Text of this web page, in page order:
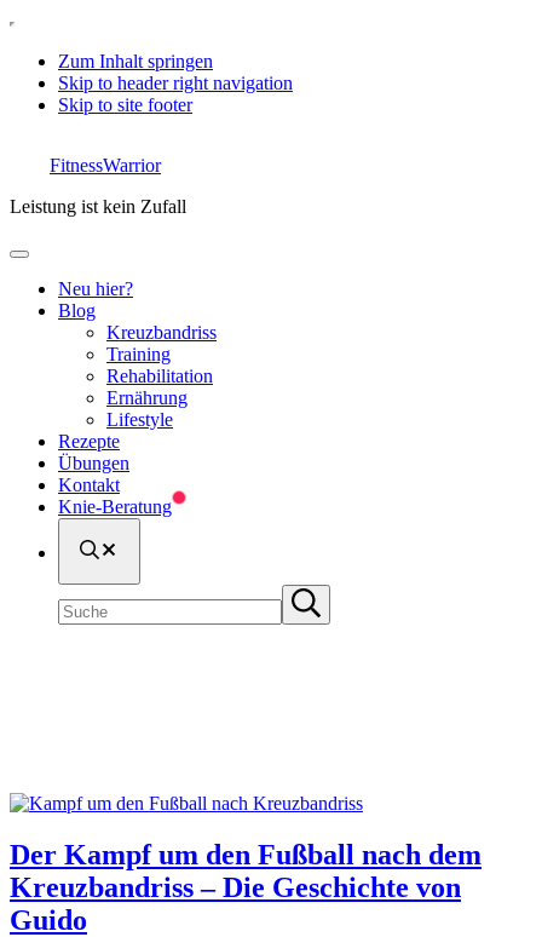
Zum Inhalt springen
Skip to header right navigation
Skip to site footer
FitnessWarrior
Leistung ist kein Zufall
Menu
Neu hier?
Blog
Kreuzbandriss
Training
Rehabilitation
Ernährung
Lifestyle
Rezepte
Übungen
Kontakt
Knie-Beratung
Suche
durchsuchen
Submit
search
Der Kampf um den Fußball nach dem
Kreuzbandriss – Die Geschichte von
Guido